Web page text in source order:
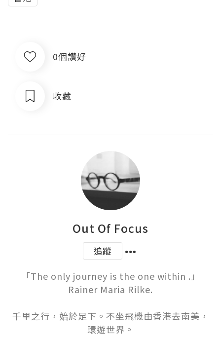
0個讚好
收藏
Out Of Focus
追蹤
「The only journey is the one within .」
Rainer Maria Rilke.
千里之行，始於足下。不坐飛機由香港去南美，
環遊世界。